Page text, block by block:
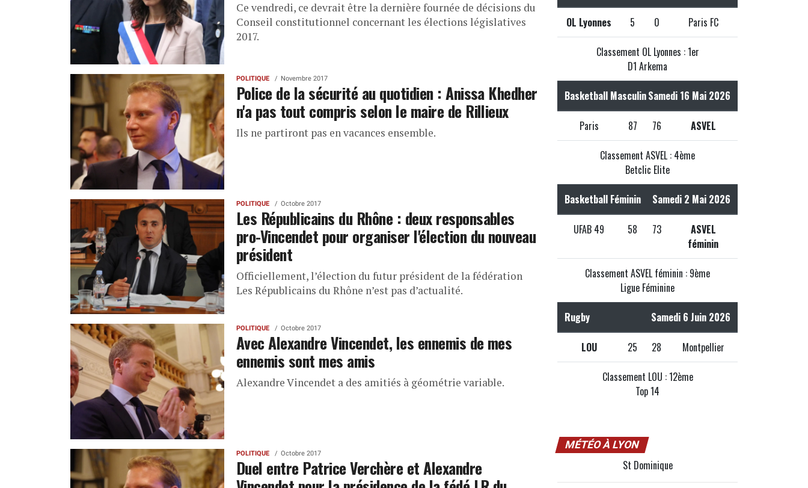
Ce vendredi, ce devrait être la dernière fournée de décisions du
Conseil constitutionnel concernant les élections législatives
2017.
POLITIQUE Novembre 2017
Police de la sécurité au quotidien : Anissa Khedher
n'a pas tout compris selon le maire de Rillieux
Ils ne partiront pas en vacances ensemble.
POLITIQUE Octobre 2017
Les Républicains du Rhône : deux responsables
pro-Vincendet pour organiser l'élection du nouveau
président
Officiellement, l’élection du futur président de la fédération
Les Républicains du Rhône n’est pas d’actualité.
POLITIQUE Octobre 2017
Avec Alexandre Vincendet, les ennemis de mes
ennemis sont mes amis
Alexandre Vincendet a des amitiés à géométrie variable.
POLITIQUE Octobre 2017
Duel entre Patrice Verchère et Alexandre
OL Lyonnes 5 0 Paris FC
Classement OL Lyonnes : 1er
D1 Arkema
Basketball MasculinSamedi 16 Mai 2026
Paris 87 76 ASVEL
Classement ASVEL : 4ème
Betclic Elite
Basketball Féminin Samedi 2 Mai 2026
UFAB 49 58 73
ASVEL
féminin
Classement ASVEL féminin : 9ème
Ligue Féminine
Rugby Samedi 6 Juin 2026
LOU 25 28 Montpellier
Classement LOU : 12ème
Top 14
MÉTÉO À LYON
St Dominique